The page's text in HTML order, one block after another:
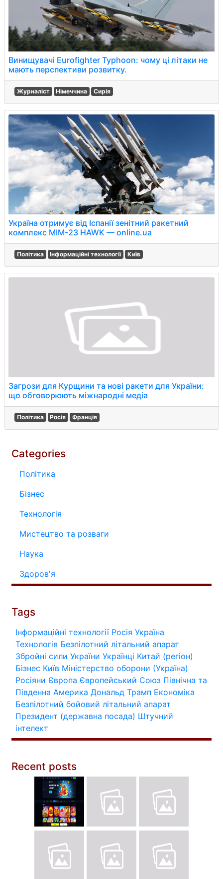
Винищувачі Eurofighter Typhoon: чому ці літаки не
мають перспективи розвитку.
Журналіст Німеччина Сирія
Україна отримує від Іспанії зенітний ракетний
комплекс MIM-23 HAWK — online.ua
Політика Інформаційні технології Київ
Загрози для Курщини та нові ракети для України:
що обговорюють міжнародні медіа
Політика Росія Франція
Categories
Політика
Бізнес
Технологія
Мистецтво та розваги
Наука
Здоров'я
Tags
Інформаційні технології Росія Україна
Технологія Безпілотний літальний апарат
Збройні сили України Українці Китай (регіон)
Бізнес Київ Міністерство оборони (Україна)
Росіяни Європа Європейський Союз Північна та
Південна Америка Дональд Трамп Економіка
Безпілотний бойовий літальний апарат
Президент (державна посада) Штучний
інтелект
Recent posts